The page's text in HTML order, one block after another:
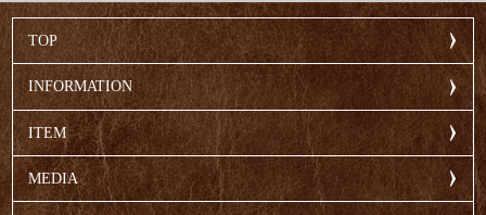
TOP
INFORMATION
ITEM
MEDIA